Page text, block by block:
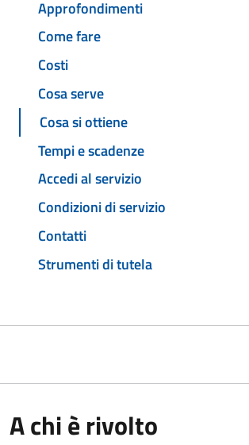
Approfondimenti
Come fare
Costi
Cosa serve
Cosa si ottiene
Tempi e scadenze
Accedi al servizio
Condizioni di servizio
Contatti
Strumenti di tutela
A chi è rivolto